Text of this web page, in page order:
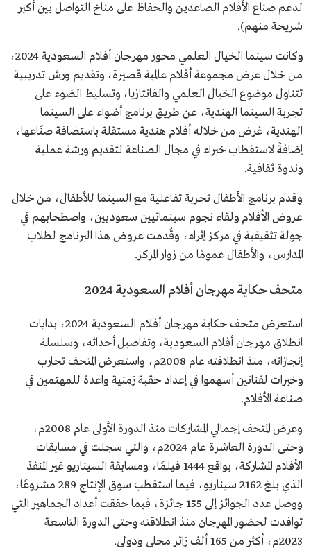
لدعم صناع الأفلام الصاعدين والحفاظ على مناخ التواصل بين أكبر
شريحة منهم).
وكانت سينما الخيال العلمي محور مهرجان أفلام السعودية 2024،
من خلال عرض مجموعة أفلام عالمية قصيرة، وتقديم ورش تدريبية
تتناول موضوع الخيال العلمي والفانتازيا، وتسليط الضوء على
تجربة السينما الهندية، عن طريق برنامج أضواء على السينما
الهندية، عُرض من خلاله أفلام هندية مستقلة باستضافة صنّاعها،
إضافةً لاستقطاب خبراء في مجال الصناعة لتقديم ورشة عملية
وندوة ثقافية.
وقدم برنامج الأطفال تجربة تفاعلية مع السينما للأطفال، من خلال
عروض الأفلام ولقاء نجوم سينمائيين سعوديين، واصطحابهم في
جولة تثقيفية في مركز إثراء، وقُدمت عروض هذا البرنامج لطلاب
المدارس، والأطفال عمومًا من زوار المركز.
متحف حكاية مهرجان أفلام السعودية 2024
استعرض متحف حكاية مهرجان أفلام السعودية 2024، بدايات
انطلاق مهرجان أفلام السعودية، وتفاصيل أحداثه، وسلسلة
إنجازاته، منذ انطلاقته عام 2008م، واستعرض المتحف تجارب
وخبرات لفنانين أسهموا في إعداد حقبة زمنية واعدة للمهتمين في
صناعة الأفلام.
وعرض المتحف إجمالي المشاركات منذ الدورة الأولى عام 2008م،
وحتى الدورة العاشرة عام 2024م، والتي سجلت في مسابقات
الأفلام المشاركة، بواقع 1444 فيلمًا، ومسابقة السيناريو غير المنفذ
الذي بلغ 2162 سيناريو، فيما استقطب سوق الإنتاج 289 مشروعًا،
ووصل عدد الجوائز إلى 155 جائزة، فيما حققت أعداد الجماهير التي
توافدت لحضور المهرجان منذ انطلاقته وحتى الدورة التاسعة
2023م، أكثر من 165 ألف زائر محلي ودولي.